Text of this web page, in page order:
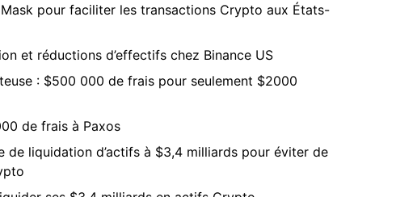
pour faciliter les transactions Crypto aux États-
et réductions d’effectifs chez Binance US
: $500 000 de frais pour seulement $2000
de frais à Paxos
de liquidation d’actifs à $3,4 milliards pour éviter de